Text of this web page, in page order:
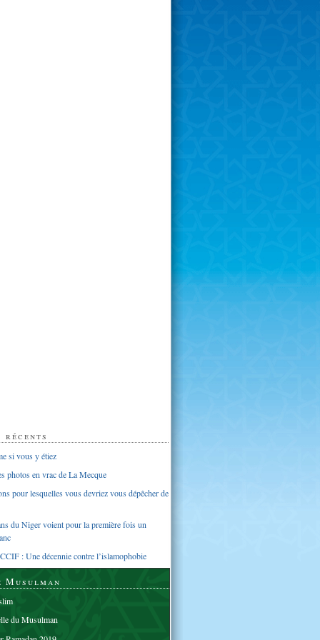
si vous y étiez
photos en vrac de La Mecque
pour lesquelles vous devriez vous dépêcher de
du Niger voient pour la première fois un
: Une décennie contre l’islamophobie
Musulman
du Musulman